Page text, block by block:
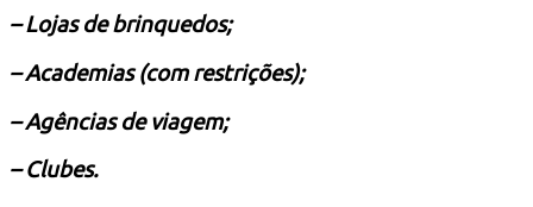
– Lojas de brinquedos;
– Academias (com restrições);
– Agências de viagem;
– Clubes.